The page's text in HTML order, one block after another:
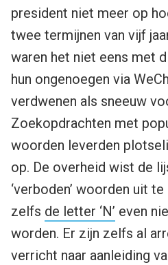
president niet meer op
twee termijnen van vijf
waren het niet eens met
hun ongenoegen via
verdwenen als sneeuw
Zoekopdrachten met
woorden leverden
op. De overheid wist de
‘verboden’ woorden uit
zelfs de letter ‘N’ even
worden. Er zijn zelfs al
verricht naar aanleiding